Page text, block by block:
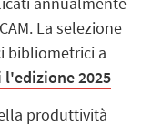
La selezione
bibliometrici a
l'edizione 2025
produttività